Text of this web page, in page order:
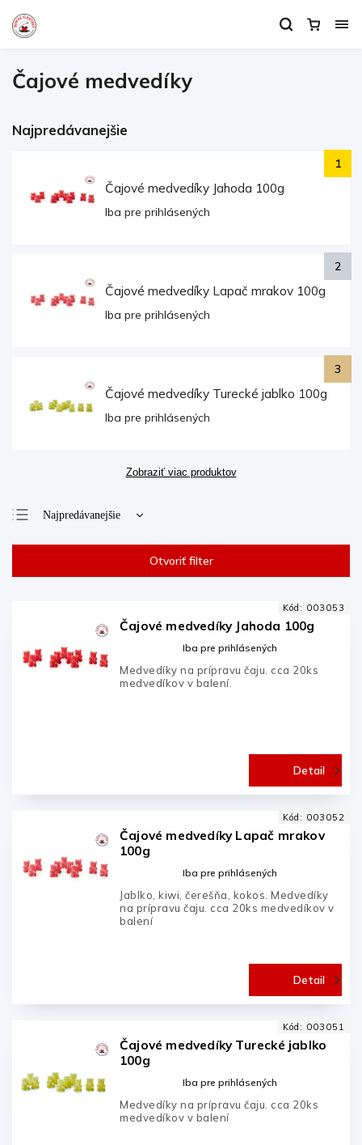
Čajové medvedíky
Najpredávanejšie
Čajové medvedíky Jahoda 100g
Iba pre prihlásených
Čajové medvedíky Lapač mrakov 100g
Iba pre prihlásených
Čajové medvedíky Turecké jablko 100g
Iba pre prihlásených
Zobraziť viac produktov
Najpredávanejšie
Otvoriť filter
Čajové medvedíky Jahoda 100g
Iba pre prihlásených
Detail
Medvedíky na prípravu čaju. cca 20ks
medvedíkov v balení.
Kód: 003053
Čajové medvedíky Lapač mrakov
100g
Iba pre prihlásených
Detail
Jablko, kiwi, čerešňa, kokos. Medvedíky
na prípravu čaju. cca 20ks medvedíkov v
balení
Kód: 003052
Čajové medvedíky Turecké jablko
100g
Iba pre prihlásených
Medvedíky na prípravu čaju. cca 20ks
medvedíkov v balení
Kód: 003051